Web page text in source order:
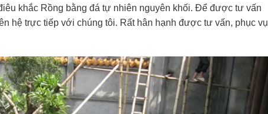
khắc Rồng bằng đá tự nhiên nguyên khối. Để được tư vấn
hệ trực tiếp với chúng tôi. Rất hân hạnh được tư vấn, phục vụ